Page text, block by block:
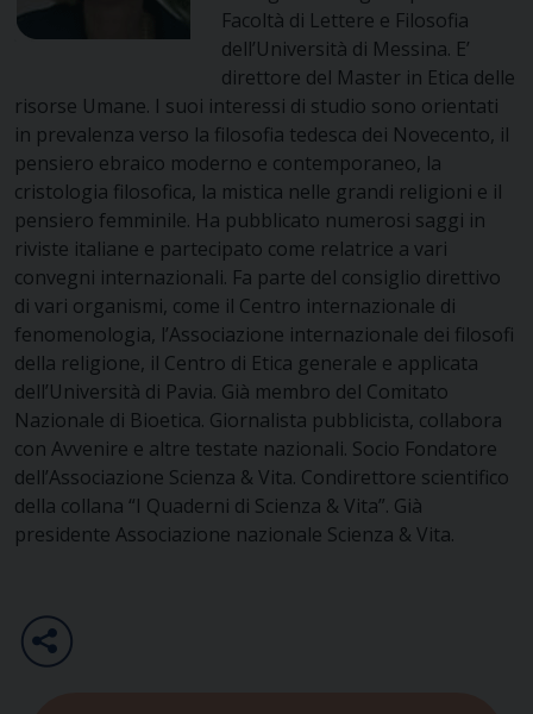
Facoltà di Lettere e Filosofia
dell’Università di Messina. E’
direttore del Master in Etica delle
risorse Umane. I suoi interessi di studio sono orientati
in prevalenza verso la filosofia tedesca dei Novecento, il
pensiero ebraico moderno e contemporaneo, la
cristologia filosofica, la mistica nelle grandi religioni e il
pensiero femminile. Ha pubblicato numerosi saggi in
riviste italiane e partecipato come relatrice a vari
convegni internazionali. Fa parte del consiglio direttivo
di vari organismi, come il Centro internazionale di
fenomenologia, l’Associazione internazionale dei filosofi
della religione, il Centro di Etica generale e applicata
dell’Università di Pavia. Già membro del Comitato
Nazionale di Bioetica. Giornalista pubblicista, collabora
con Avvenire e altre testate nazionali. Socio Fondatore
dell’Associazione Scienza & Vita. Condirettore scientifico
della collana “I Quaderni di Scienza & Vita”. Già
presidente Associazione nazionale Scienza & Vita.